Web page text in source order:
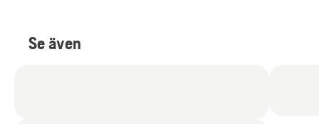
Se även